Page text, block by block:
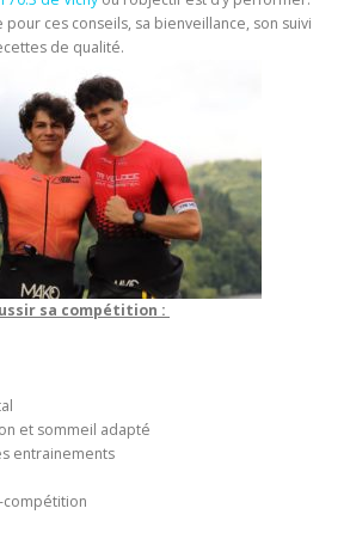
ces conseils, sa bienveillance, son suivi
de qualité.
sa compétition :
et sommeil adapté
entrainements